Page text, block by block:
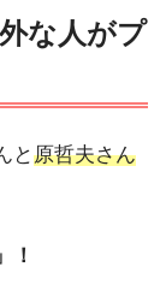
な人がプ
と原哲夫さん
！